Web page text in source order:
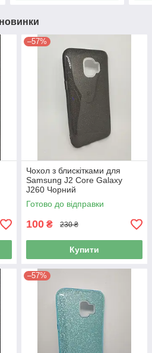
–57%
Чохол з блискітками для
Samsung J2 Core Galaxy
J260 Чорний
Готово до відправки
100 ₴ 230 ₴
Купити
–57%